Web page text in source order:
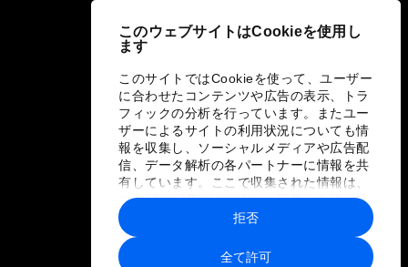
このウェブサイトはCookieを使用し
ます
このサイトではCookieを使って、ユーザー
に合わせたコンテンツや広告の表示、トラ
フィックの分析を行っています。またユー
ザーによるサイトの利用状況についても情
報を収集し、ソーシャルメディアや広告配
信、データ解析の各パートナーに情報を共
有しています。ここで収集された情報は、
ユーザーが各パートナーに提供した他の情
報や各パートナーのサービスを使用した際
に収集された情報と組み合わされ、各パー
トナーによって使用されることがありま
全て許可
拒否